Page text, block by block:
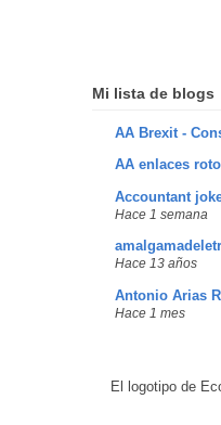
Mi lista de blogs
AA Brexit -
AA enlaces
Accountant
Hace 1 semana
Hace 13 años
Antonio Arias
Hace 1 mes
El logotipo de